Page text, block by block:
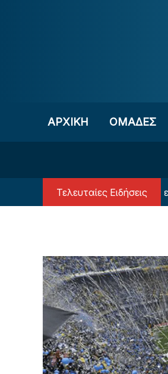
ΑΡΧΙΚΗ OΜΑΔΕΣ
Τελευταίες Ειδήσεις
Ο υπερυπολογιστής έδωσε τις